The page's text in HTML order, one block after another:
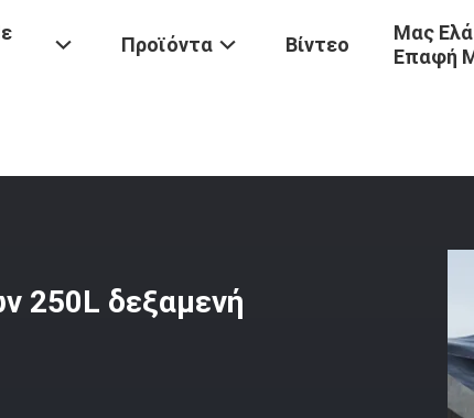
Προϊόντα Βίντεο
Μας
Επαφή
250L δεξαμενή